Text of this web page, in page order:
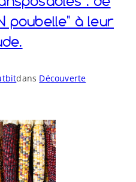
poubelle" à leur
dans Découverte